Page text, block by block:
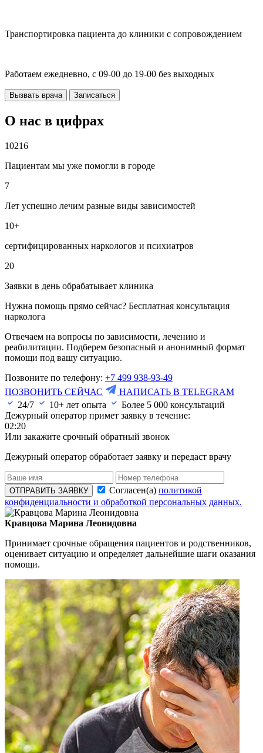
Транспортировка пациента до клиники с сопровождением
Работаем ежедневно, с 09-00 до 19-00 без выходных
Вызвать врача Записаться
О нас в цифрах
10216
Пациентам мы уже помогли в городе
7
Лет успешно лечим разные виды зависимостей
10+
сертифицированных наркологов и психиатров
20
Заявки в день обрабатывает клиника
Нужна помощь прямо сейчас? Бесплатная консультация
нарколога
Отвечаем на вопросы по зависимости, лечению и
реабилитации. Подберем безопасный и анонимный формат
помощи под вашу ситуацию.
Позвоните по телефону: +7 499 938-93-49
ПОЗВОНИТЬ СЕЙЧАС
НАПИСАТЬ В TELEGRAM
24/7
10+ лет опыта Более 5 000 консультаций
Дежурный оператор примет заявку в течение:
02:20
Или закажите срочный обратный звонок
Дежурный оператор обработает заявку и передаст врачу
ОТПРАВИТЬ ЗАЯВКУ Согласен(а) политикой
конфиденциальности и обработкой персональных данных.
Кравцова Марина Леонидовна
Принимает срочные обращения пациентов и родственников,
оценивает ситуацию и определяет дальнейшие шаги оказания
помощи.